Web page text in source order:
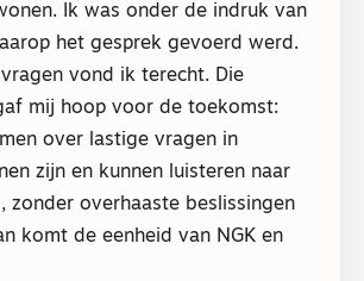
Ik was onder de indruk van
het gesprek gevoerd werd.
vond ik terecht. Die
mij hoop voor de toekomst:
over lastige vragen in
zijn en kunnen luisteren naar
zonder overhaaste beslissingen
komt de eenheid van NGK en